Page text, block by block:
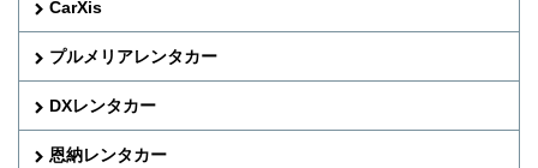
CarXis
プルメリアレンタカー
DXレンタカー
恩納レンタカー